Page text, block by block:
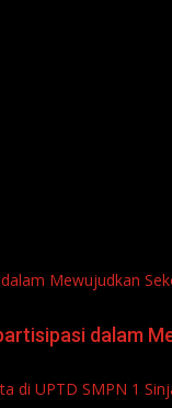
Mewujudkan
dalam
di UPTD SMPN 1